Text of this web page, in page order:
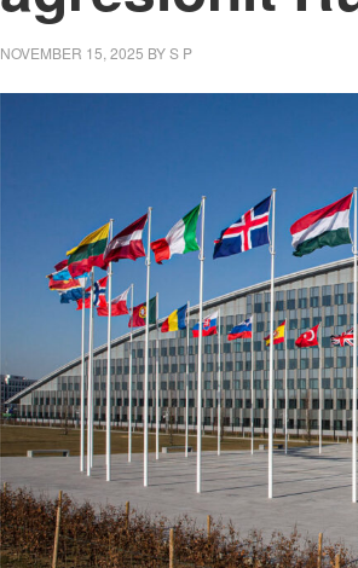
NOVEMBER 15, 2025 BYS P